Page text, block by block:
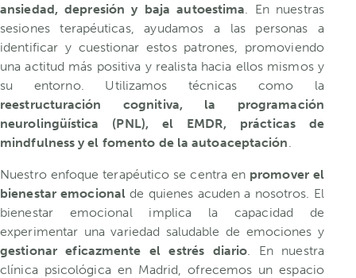
ansiedad, depresión y baja autoestima . En nuestras
sesiones terapéuticas, ayudamos a las personas a
identificar y cuestionar estos patrones, promoviendo
una actitud más positiva y realista hacia ellos mismos y
su entorno. Utilizamos técnicas como la
reestructuración cognitiva, la programación
neurolingüística (PNL), el EMDR, prácticas de
mindfulness y el fomento de la autoaceptación
Nuestro enfoque terapéutico se centra en promover el
bienestar emocional de quienes acuden a nosotros. El
bienestar emocional implica la capacidad de
experimentar una variedad saludable de emociones y
gestionar eficazmente el estrés diario . En nuestra
clínica psicológica en Madrid, ofrecemos un espacio